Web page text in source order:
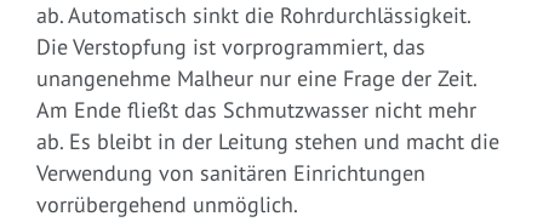
ab. Automatisch sinkt die Rohrdurchlässigkeit.
Die Verstopfung ist vorprogrammiert, das
unangenehme Malheur nur eine Frage der Zeit.
Am Ende fließt das Schmutzwasser nicht mehr
ab. Es bleibt in der Leitung stehen und macht die
Verwendung von sanitären Einrichtungen
vorrübergehend unmöglich.